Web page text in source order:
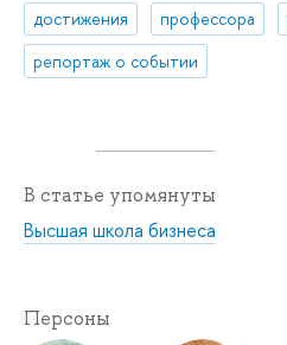
достижения профессора
репортаж о событии
В статье упомянуты
Высшая школа бизнеса
Персоны